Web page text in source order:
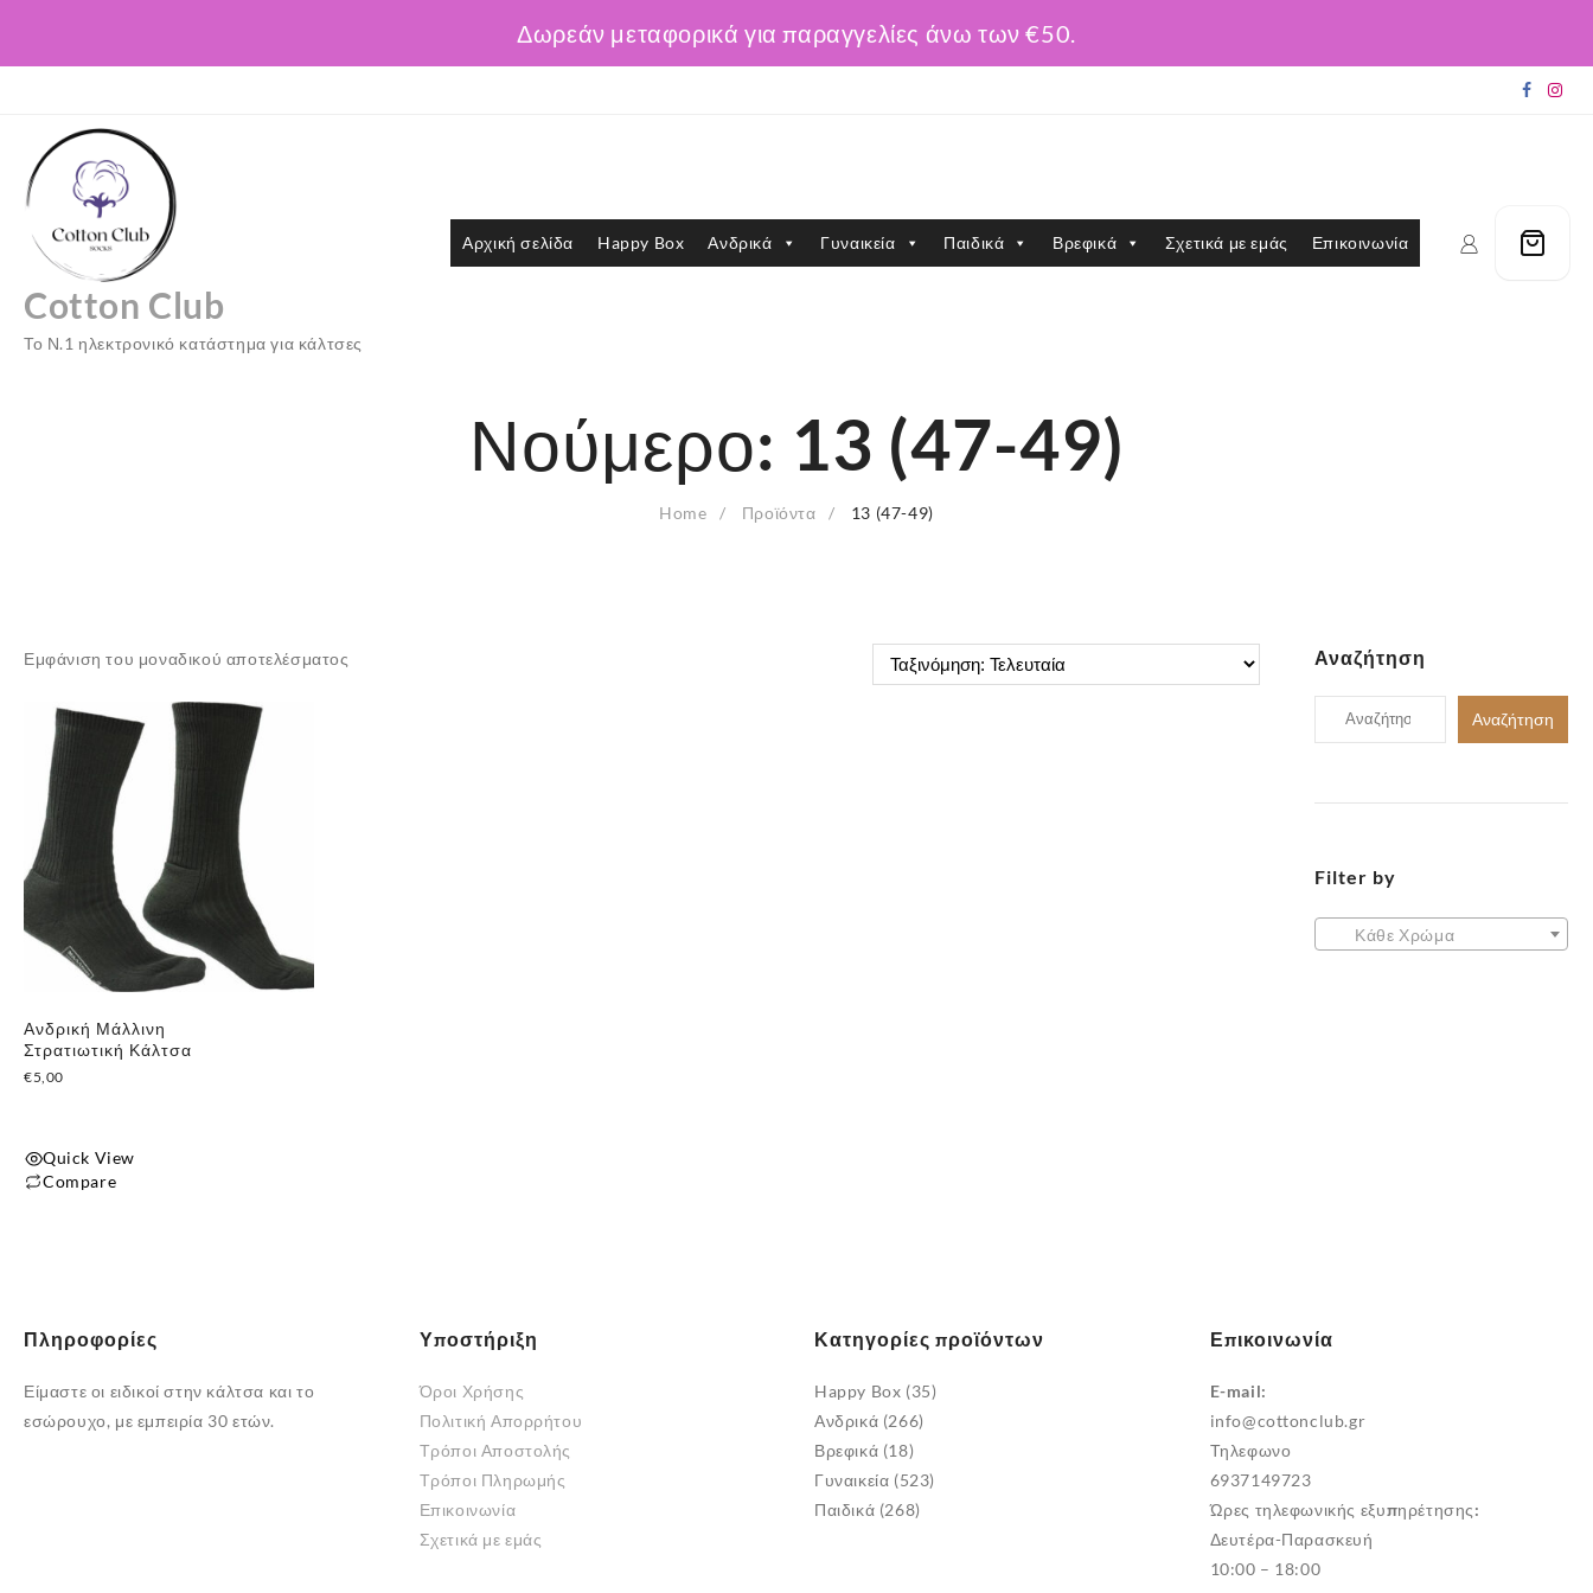
Δωρεάν μεταφορικά για παραγγελίες άνω των €50.
content
Cotton Club
Το Ν.1 ηλεκτρονικό κατάστημα για κάλτσες
Αρχική σελίδα Happy Box Ανδρικά Γυναικεία Παιδικά Βρεφικά Σχετικά με εμάς Επικοινωνία
Νούμερο: 13 (47-49)
Home Προϊόντα 13 (47-49)
Εμφάνιση του μοναδικού αποτελέσματος
Ανδρική Μάλλινη
Στρατιωτική Κάλτσα
€5,00
Quick View
Compare
παραλλαγές.
Οι
επιλογές
Αναζήτηση
Αναζήτηση
για:
Αναζήτηση
Filter by
Κάθε Χρώμα
Πληροφορίες
Είμαστε οι ειδικοί στην κάλτσα και το
εσώρουχο, με εμπειρία 30 ετών.
Υποστήριξη
Όροι Χρήσης
Πολιτική Απορρήτου
Τρόποι Αποστολής
Τρόποι Πληρωμής
Επικοινωνία
Σχετικά με εμάς
Κατηγορίες προϊόντων
Happy Box (35)
Ανδρικά (266)
Βρεφικά (18)
Γυναικεία (523)
Παιδικά (268)
Επικοινωνία
E-mail:
info@cottonclub.gr
Τηλεφωνο
6937149723
Ώρες τηλεφωνικής εξυπηρέτησης:
Δευτέρα-Παρασκευή
10:00 – 18:00